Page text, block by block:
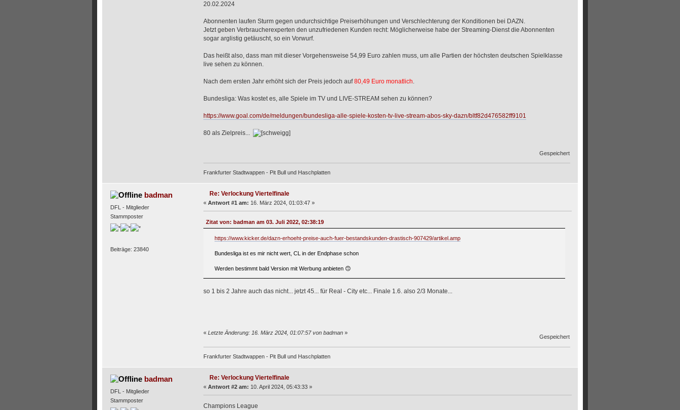
20.02.2024
Abonnenten laufen Sturm gegen undurchsichtige Preiserhöhungen und Verschlechterung der Konditionen bei DAZN.
Jetzt geben Verbraucherexperten den unzufriedenen Kunden recht: Möglicherweise habe der Streaming-Dienst die Abonnenten
sogar arglistig getäuscht, so ein Vorwurf.
Das heißt also, dass man mit dieser Vorgehensweise 54,99 Euro zahlen muss, um alle Partien der höchsten deutschen Spielklasse
live sehen zu können.
Nach dem ersten Jahr erhöht sich der Preis jedoch auf80,49 Euro monatlich.
Bundesliga: Was kostet es, alle Spiele im TV und LIVE-STREAM sehen zu können?
https://www.goal.com/de/meldungen/bundesliga-alle-spiele-kosten-tv-live-stream-abos-sky-dazn/bltf82d476582ff9101
80 als Zielpreis...
Gespeichert
Frankfurter Stadtwappen - Pit Bull und Haschplatten
badman
DFL - Mitglieder
Stammposter
Beiträge: 23840
Re: Verlockung Viertelfinale
« Antwort #1 am: 16. März 2024, 01:03:47 »
Zitat von: badman am 03. Juli 2022, 02:38:19
https://www.kicker.de/dazn-erhoeht-preise-auch-fuer-bestandskunden-drastisch-907429/artikel.amp
Bundesliga ist es mir nicht wert, CL in der Endphase schon
Werden bestimmt bald Version mit Werbung anbieten 🙃
so 1 bis 2 Jahre auch das nicht... jetzt 45... für Real - City etc... Finale 1.6. also 2/3 Monate...
« Letzte Änderung: 16. März 2024, 01:07:57 von badman»
Gespeichert
Frankfurter Stadtwappen - Pit Bull und Haschplatten
badman
DFL - Mitglieder
Stammposter
Re: Verlockung Viertelfinale
« Antwort #2 am: 10. April 2024, 05:43:33 »
Champions League